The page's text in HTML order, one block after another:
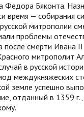
Федора Бяконта.
время — собирания
митрополии
проблемы
смерти Ивана
митрополит
в русской
междукняжеских
земле успешно
отданный в 1359